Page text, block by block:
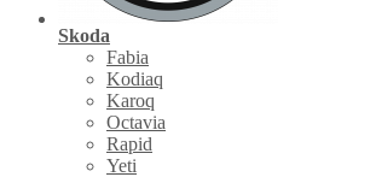
Skoda
Fabia
Kodiaq
Karoq
Octavia
Rapid
Yeti